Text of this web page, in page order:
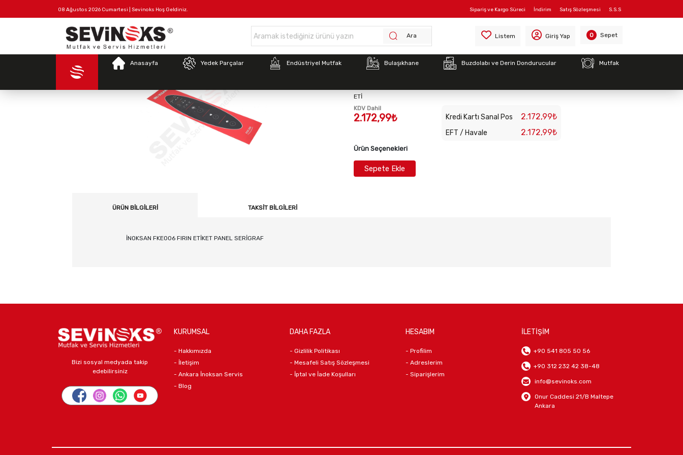
08 Ağustos 2026 Cumartesi | Sevinoks Hoş Geldiniz. S.S.S
Satış Sözleşmesi
İndirim
Sipariş ve Kargo Süreci
Ara Listem Giriş Yap 0 Sepet
Tüm
Hakkımızdaİletişim
Anasayfa
Yedek Parçalar Endüstriyel Mutfak Bulaşıkhane Buzdolabı ve Derin Dondurucular Mutfak
Stok Kodu:2022129005
İNOKSAN FKE006 ETİKET PANEL SERİGRAF
ETİ
KDV Dahil
2.172,99₺ Kredi Kartı Sanal Pos 2.172,99₺
EFT / Havale 2.172,99₺
Ürün Seçenekleri
Sepete Ekle
ÜRÜN BILGILERI TAKSIT BILGILERI
İNOKSAN FKE006 FIRIN ETİKET PANEL SERİGRAF
Bizi sosyal medyada takip
edebilirsiniz
KURUMSAL
- Hakkımızda
- İletişim
- Ankara İnoksan Servis
- Blog
DAHA FAZLA
- Gizlilik Politikası
- Mesafeli Satış Sözleşmesi
- İptal ve İade Koşulları
HESABIM
- Profilim
- Adreslerim
- Siparişlerim
İLETİŞİM
+90 541 805 50 56
+90 312 232 42 38-48
info@sevinoks.com
Onur Caddesi 21/B Maltepe
Ankara